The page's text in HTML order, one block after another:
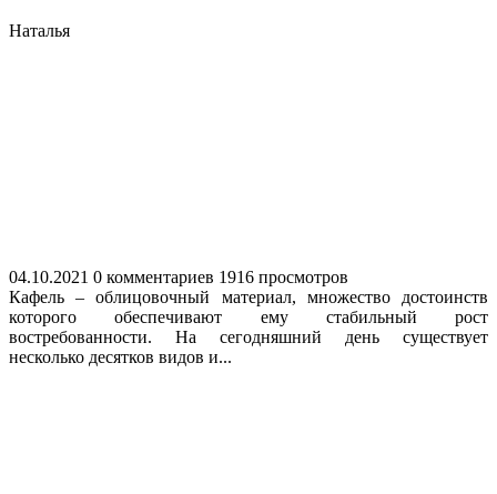
Наталья
04.10.2021 0 комментариев 1916 просмотров
Кафель – облицовочный материал, множество достоинств
которого обеспечивают ему стабильный рост
востребованности. На сегодняшний день существует
несколько десятков видов и...